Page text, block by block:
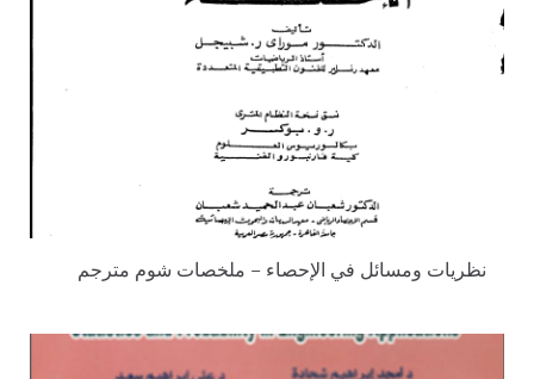
نظريات ومسائل في الإحصاء – ملخصات شوم مترجم